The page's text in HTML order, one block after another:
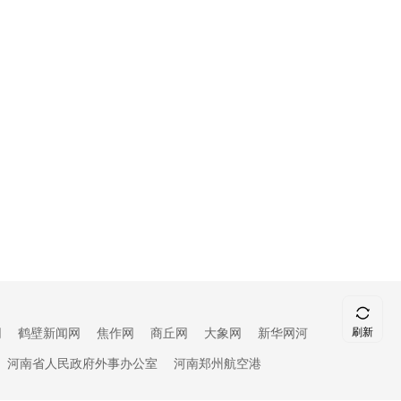
鹤壁新闻网 焦作网 商丘网 大象网
新华网河
河南省人民政府外事办公室
河南郑州航空港
刷新